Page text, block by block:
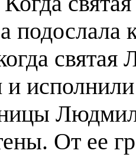
подослала
От ее